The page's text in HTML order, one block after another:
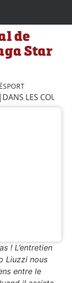
de
Star
| DANS LES
! L’entretien
Liuzzi nous
entre le